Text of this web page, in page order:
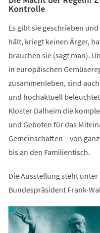
Kontrolle
Es gibt sie geschrieben
hält, kriegt keinen Ärger,
brauchen sie (sagt man).
in europäischen
zusammenleben, sind
und hochaktuell
Kloster Dalheim die
und Geboten für das
Gemeinschaften – von
bis an den Familientisch.
Die Ausstellung steht
Bundespräsident Frank-